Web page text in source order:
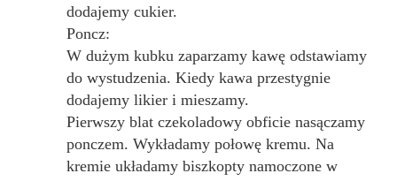
dodajemy cukier.
Poncz:
W dużym kubku zaparzamy kawę odstawiamy
do wystudzenia. Kiedy kawa przestygnie
dodajemy likier i mieszamy.
Pierwszy blat czekoladowy obficie nasączamy
ponczem. Wykładamy połowę kremu. Na
kremie układamy biszkopty namoczone w